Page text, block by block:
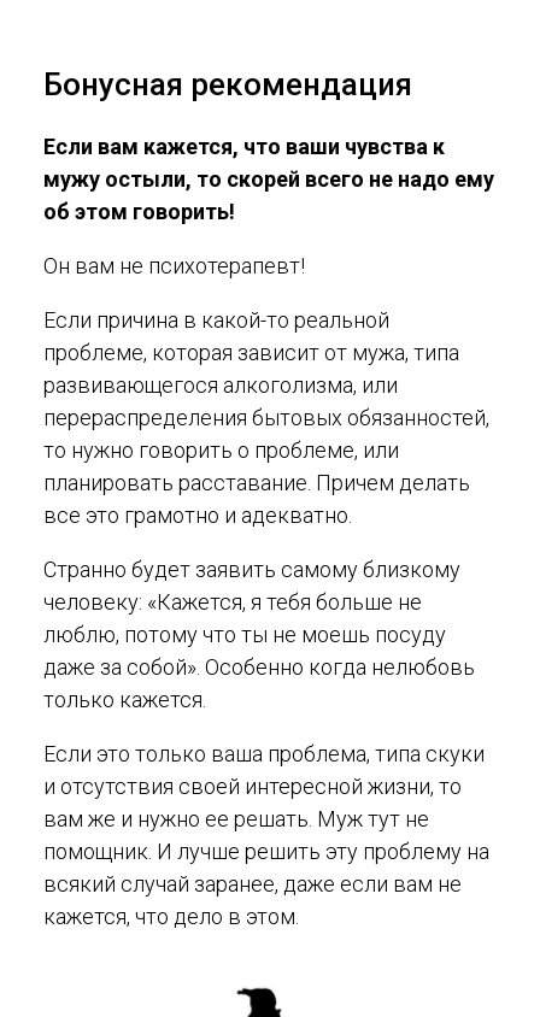
Бонусная рекомендация
Если вам кажется, что ваши чувства к
мужу остыли, то скорей всего не надо ему
об этом говорить!
Он вам не психотерапевт!
Если причина в какой-то реальной
проблеме, которая зависит от мужа, типа
развивающегося алкоголизма, или
перераспределения бытовых обязанностей,
то нужно говорить о проблеме, или
планировать расставание. Причем делать
все это грамотно и адекватно.
Странно будет заявить самому близкому
человеку: «Кажется, я тебя больше не
люблю, потому что ты не моешь посуду
даже за собой». Особенно когда нелюбовь
только кажется.
Если это только ваша проблема, типа скуки
и отсутствия своей интересной жизни, то
вам же и нужно ее решать. Муж тут не
помощник. И лучше решить эту проблему на
всякий случай заранее, даже если вам не
кажется, что дело в этом.